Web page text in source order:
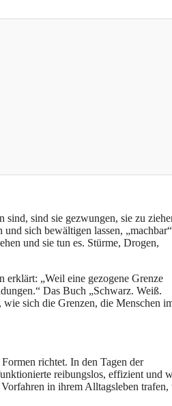
sind, sind sie gezwungen, sie zu
sich bewältigen lassen, „machbar“
und sie tun es. Stürme, Drogen,
erklärt: „Weil eine gezogene Grenze
Das Buch „Schwarz. Weiß.
sich die Grenzen, die Menschen
richtet. In den Tagen der
reibungslos, effizient und
in ihrem Alltagsleben trafen,